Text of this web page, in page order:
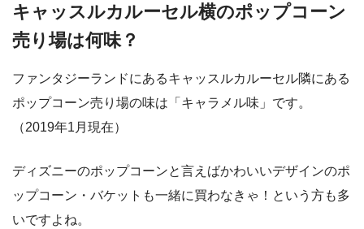
キャッスルカルーセル横のポップコーン
売り場は何味？
ファンタジーランドにあるキャッスルカルーセル隣にある
ポップコーン売り場の味は「キャラメル味」です。
（2019年1月現在）
ディズニーのポップコーンと言えばかわいいデザインのポ
ップコーン・バケットも一緒に買わなきゃ！という方も多
いですよね。